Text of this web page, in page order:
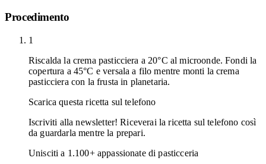
Procedimento
1
Riscalda la crema pasticciera a 20°C al microonde. Fondi la
copertura a 45°C e versala a filo mentre monti la crema
pasticciera con la frusta in planetaria.
Scarica questa ricetta sul telefono
Iscriviti alla newsletter! Riceverai la ricetta sul telefono così
da guardarla mentre la prepari.
Unisciti a 1.100+ appassionate di pasticceria